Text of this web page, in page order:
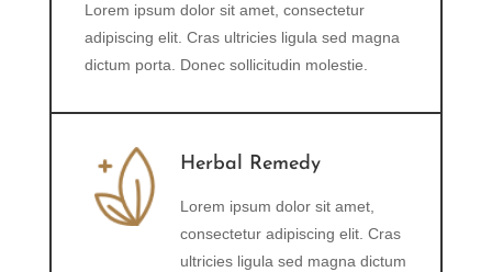
Lorem ipsum dolor sit amet, consectetur
adipiscing elit. Cras ultricies ligula sed magna
dictum porta. Donec sollicitudin molestie.
Herbal Remedy
Lorem ipsum dolor sit amet,
consectetur adipiscing elit. Cras
ultricies ligula sed magna dictum